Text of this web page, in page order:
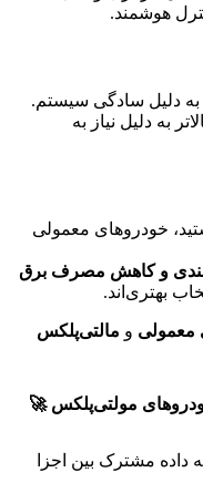
هوشمند.
به دلیل سادگی سیستم.
به دلیل نیاز به
خودروهای معمولی
و کاهش مصرف برق
بهتری‌اند.
معمولی و مالتی‌پلکس
مولتی‌پلکس 🚀
داده مشترک بین اجزا